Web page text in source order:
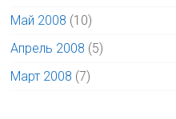
Май 2008 (10)
Апрель 2008 (5)
Март 2008 (7)